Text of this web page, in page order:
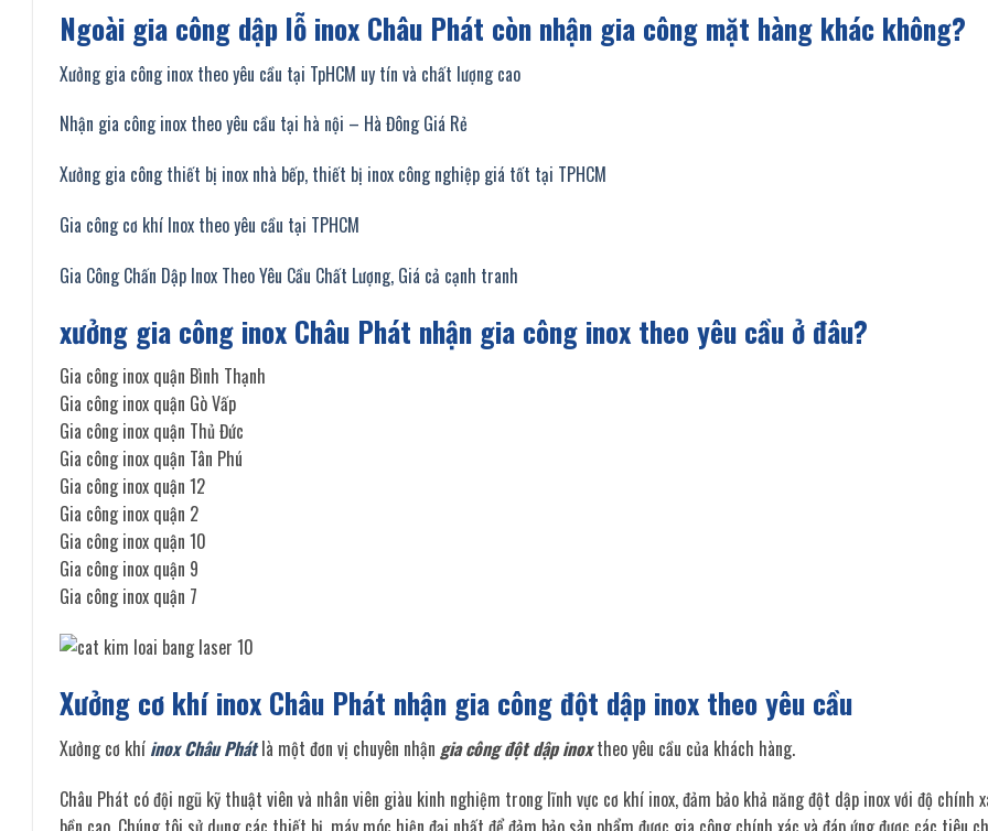
Ngoài gia công dập lỗ inox Châu Phát còn nhận gia công mặt hàng khác không?
Xưởng gia công inox theo yêu cầu tại TpHCM uy tín và chất lượng cao
Nhận gia công inox theo yêu cầu tại hà nội – Hà Đông Giá Rẻ
Xưởng gia công thiết bị inox nhà bếp, thiết bị inox công nghiệp giá tốt tại TPHCM
Gia công cơ khí Inox theo yêu cầu tại TPHCM
Gia Công Chấn Dập Inox Theo Yêu Cầu Chất Lượng, Giá cả cạnh tranh
xưởng gia công inox Châu Phát nhận gia công inox theo yêu cầu ở đâu?
Gia công inox quận Bình Thạnh
Gia công inox quận Gò Vấp
Gia công inox quận Thủ Đức
Gia công inox quận Tân Phú
Gia công inox quận 12
Gia công inox quận 2
Gia công inox quận 10
Gia công inox quận 9
Gia công inox quận 7
Xưởng cơ khí inox Châu Phát nhận gia công đột dập inox theo yêu cầu
Xưởng cơ khí inox Châu Phátlà một đơn vị chuyên nhận gia công đột dập inoxtheo yêu cầu của khách hàng.
Châu Phát có đội ngũ kỹ thuật viên và nhân viên giàu kinh nghiệm trong lĩnh vực cơ khí inox, đảm bảo khả năng đột dập inox với độ chính